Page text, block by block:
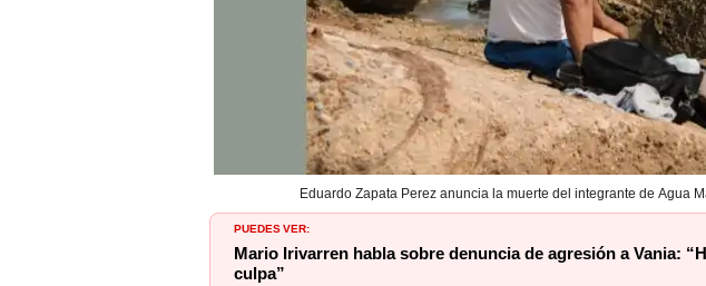
Eduardo Zapata Perez anuncia la muerte del integrante de Agua
PUEDES VER:
Mario Irivarren habla sobre denuncia de agresión a Vania:
culpa”